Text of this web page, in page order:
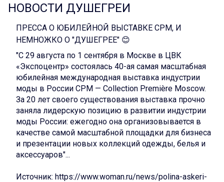
НОВОСТИ ДУШЕГРЕИ
ПРЕССА О ЮБИЛЕЙНОЙ ВЫСТАВКЕ CPM, И
НЕМНОЖКО О "ДУШЕГРЕЕ" 😊
"С 29 августа по 1 сентября в Москве в ЦВК
«Экспоцентр» состоялась 40-ая самая масштабная
юбилейная международная выставка индустрии
моды в России CPM — Collection Première Moscow.
За 20 лет своего существования выставка прочно
заняла лидерскую позицию в развитии индустрии
моды России: ежегодно она организовывается в
качестве самой масштабной площадки для бизнеса
и презентации новых коллекций одежды, белья и
аксессуаров"...
Источник: https://www.woman.ru/news/polina-askeri-